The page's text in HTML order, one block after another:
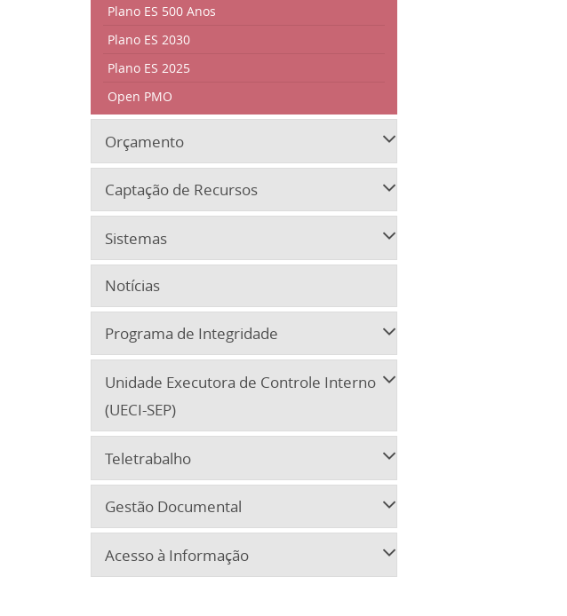
Plano ES 500 Anos
Plano ES 2030
Plano ES 2025
Open PMO
Orçamento
Captação de Recursos
Sistemas
Notícias
Programa de Integridade
Unidade Executora de Controle Interno
(UECI-SEP)
Teletrabalho
Gestão Documental
Acesso à Informação